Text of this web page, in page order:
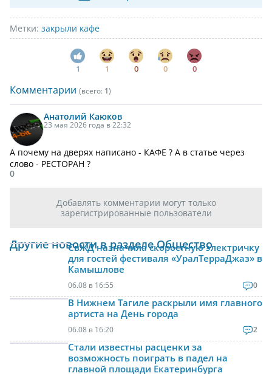
Метки: закрыли кафе
1 1 0 0 0
Комментарии (всего: 1)
Анатолий Каюков
23 мая 2026 года в 22:32
А почему на дверях написано - КАФЕ ? А в статье через
слово - РЕСТОРАН ?
0
Добавлять комментарии могут только
зарегистрированные пользователи
Другие новости в разделе Общество
СвЖД назначила скоростную электричку
для гостей фестиваля «УралТерраДжаз» в
Камышлове
06.08 в 16:55 0
В Нижнем Тагиле раскрыли имя главного
артиста на День города
06.08 в 16:20 2
Стали известны расценки за
возможность поиграть в падел на
главной площади Екатеринбурга